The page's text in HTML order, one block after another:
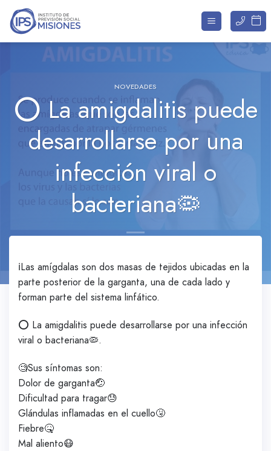
Saltar
contenido
NOVEDADES
⭕ La amigdalitis puede
desarrollarse por una
infección viral o
bacteriana🦠
ℹ️Las amígdalas son dos masas de tejidos ubicadas en la
parte posterior de la garganta, una de cada lado y
forman parte del sistema linfático.
⭕ La amigdalitis puede desarrollarse por una infección
viral o bacteriana🦠.
🧐Sus síntomas son:
Dolor de garganta🤕
Dificultad para tragar😓
Glándulas inflamadas en el cuello🤧
Fiebre🤒
Mal aliento😷